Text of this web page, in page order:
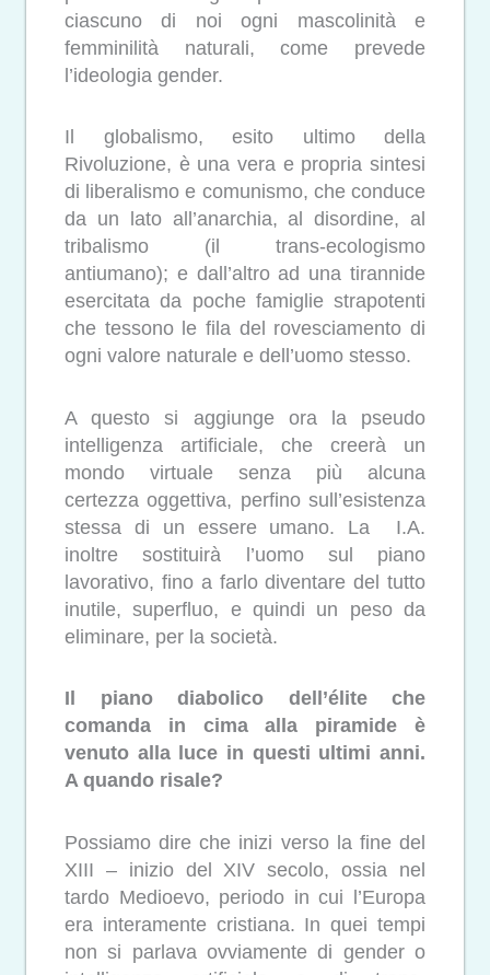
ciascuno di noi ogni mascolinità e
femminilità naturali, come prevede
l’ideologia gender.
Il globalismo, esito ultimo della
Rivoluzione, è una vera e propria sintesi
di liberalismo e comunismo, che conduce
da un lato all’anarchia, al disordine, al
tribalismo (il trans-ecologismo
antiumano); e dall’altro ad una tirannide
esercitata da poche famiglie strapotenti
che tessono le fila del rovesciamento di
ogni valore naturale e dell’uomo stesso.
A questo si aggiunge ora la pseudo
intelligenza artificiale, che creerà un
mondo virtuale senza più alcuna
certezza oggettiva, perfino sull’esistenza
stessa di un essere umano. La I.A.
inoltre sostituirà l’uomo sul piano
lavorativo, fino a farlo diventare del tutto
inutile, superfluo, e quindi un peso da
eliminare, per la società.
Il piano diabolico dell’élite che
comanda in cima alla piramide è
venuto alla luce in questi ultimi anni.
A quando risale?
Possiamo dire che inizi verso la fine del
XIII – inizio del XIV secolo, ossia nel
tardo Medioevo, periodo in cui l’Europa
era interamente cristiana. In quei tempi
non si parlava ovviamente di gender o